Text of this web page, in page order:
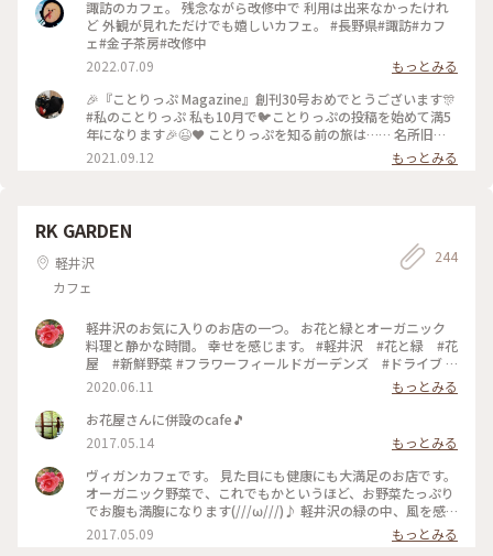
諏訪のカフェ。 残念ながら改修中で 利用は出来なかったけれ
ど 外観が見れただけでも嬉しいカフェ。 #長野県#諏訪#カフ
ェ#金子茶房#改修中
2022.07.09
もっとみる
🎉『ことりっぷ Magazine』創刊30号おめでとうございます🎊
#私のことりっぷ 私も10月で🐦️ことりっぷの投稿を始めて満5
年になります🎉😉❤️ ことりっぷを知る前の旅は…… 名所旧
跡、寺社、古道、祭……などを巡るのに忙しく、疲れるとお茶
しましょ……そんな旅でした。 ことりっぷを始めたばかりの
見られますよ(^_^)v ユーザーさんの投稿を見たときの衝撃🤩
うわっ(゜ロ゜; 何て素敵なカフェ☕️😌✨‼️ ちょうど諏訪大社巡
りをしたかったので、ここも予定に入れよう🎵 カフェを目的
にするなんて今までの旅にはなかったんですよ😆 それからの
旅は、素敵なカフェや食事処を旅の計画に入れることにしまし
チン接種が終了したので、これから活動開始です（~▽~＠）
♪♪♪ #諏訪大社上社本宮 #私のことりっぷ原点 #ここから旅
が変わった
2021.09.12 もっとみる
RK GARDEN
軽井沢
カフェ
244
軽井沢のお気に入りのお店の一つ。 お花と緑とオーガニック
料理と静かな時間。 幸せを感じます。 #軽井沢 #花と緑 #花
屋 #新鮮野菜 #フラワーフィールドガーデンズ #ドライブ #
2020.06.11
もっとみる
お花屋さんに併設のcafe🎵
2017.05.14
もっとみる
ヴィガンカフェです。 見た目にも健康にも大満足のお店です。
オーガニック野菜で、これでもかというほど、お野菜たっぷり
でお腹も満腹になります(///ω///)♪ 軽井沢の緑の中、風を感
じながら、ゆったり朝食が楽しめます❤ #かおる #野菜 #オ
ーガニック野菜 #朝食 #軽井沢 #風 #緑 #カフェ #自
2017.05.09 もっとみる